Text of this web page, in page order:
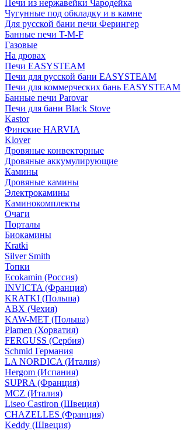
Печи из нержавейки Чародейка
Чугунные под обкладку и в камне
Для русской бани печи Ферингер
Банные печи T-M-F
Газовые
На дровах
Печи EASYSTEAM
Печи для русской бани EASYSTEAM
Печи для коммерческих бань EASYSTEAM
Банные печи Parovar
Печи для бани Black Stove
Kastor
Финские HARVIA
Klover
Дровяные конвекторные
Дровяные аккумулирующие
Камины
Дровяные камины
Электрокамины
Каминокомплекты
Очаги
Порталы
Биокамины
Kratki
Silver Smith
Топки
Ecokamin (Россия)
INVICTA (Франция)
KRATKI (Польша)
ABX (Чехия)
KAW-MET (Польша)
Plamen (Хорватия)
FERGUSS (Сербия)
Schmid Германия
LA NORDICA (Италия)
Hergom (Испания)
SUPRA (Франция)
MCZ (Италия)
Liseo Castiron (Швеция)
CHAZELLES (Франция)
Keddy (Швеция)